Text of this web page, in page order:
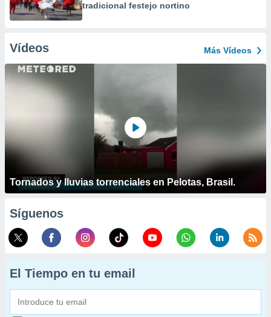
tradicional festejo nortino
Vídeos Más Vídeos
Tornados y lluvias torrenciales en Pelotas, Brasil.
Síguenos
El Tiempo en tu email